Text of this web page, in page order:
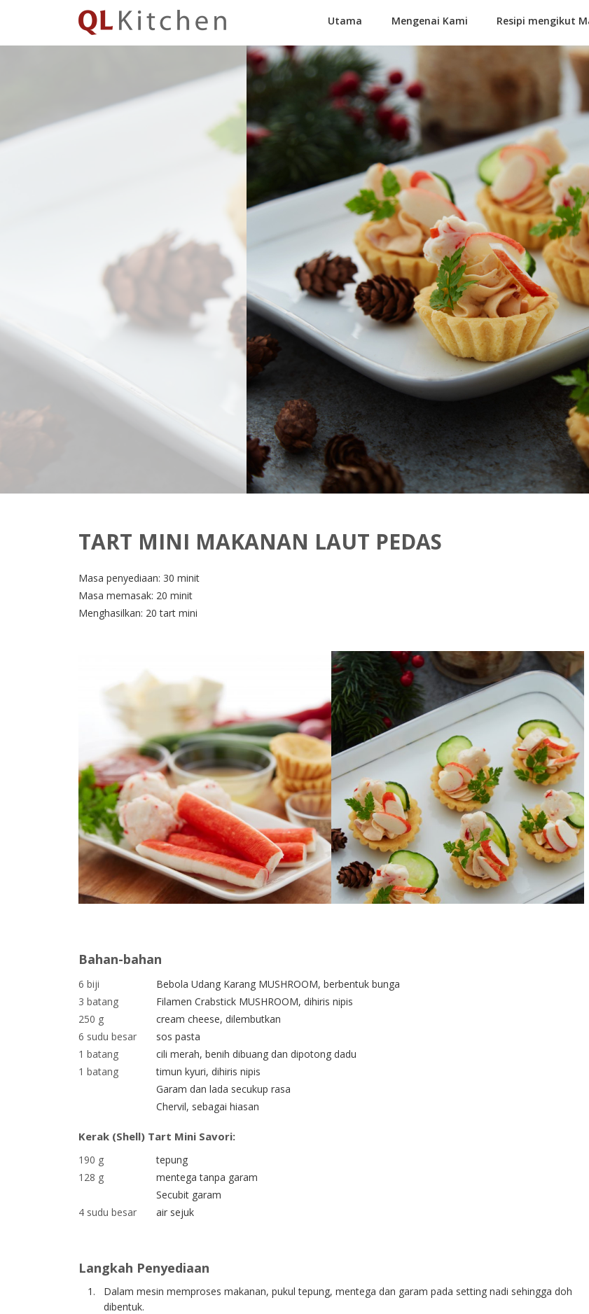
Kitchen
Utama Mengenai Kami Resipi mengikut
TART MINI MAKANAN LAUT PEDAS
Masa penyediaan: 30 minit
Masa memasak: 20 minit
Menghasilkan: 20 tart mini
Bahan-bahan
6 biji
Bebola Udang Karang MUSHROOM, berbentuk bunga
3 batang
Filamen Crabstick MUSHROOM, dihiris nipis
250 g
cream cheese, dilembutkan
6 sudu besar
sos pasta
1 batang
cili merah, benih dibuang dan dipotong dadu
1 batang
timun kyuri, dihiris nipis
Garam dan lada secukup rasa
Chervil, sebagai hiasan
Kerak (Shell) Tart Mini Savori:
190 g
tepung
128 g
mentega tanpa garam
Secubit garam
4 sudu besar
air sejuk
Langkah Penyediaan
Dalam mesin memproses makanan, pukul tepung, mentega dan garam pada setting nadi sehingga doh
dibentuk.